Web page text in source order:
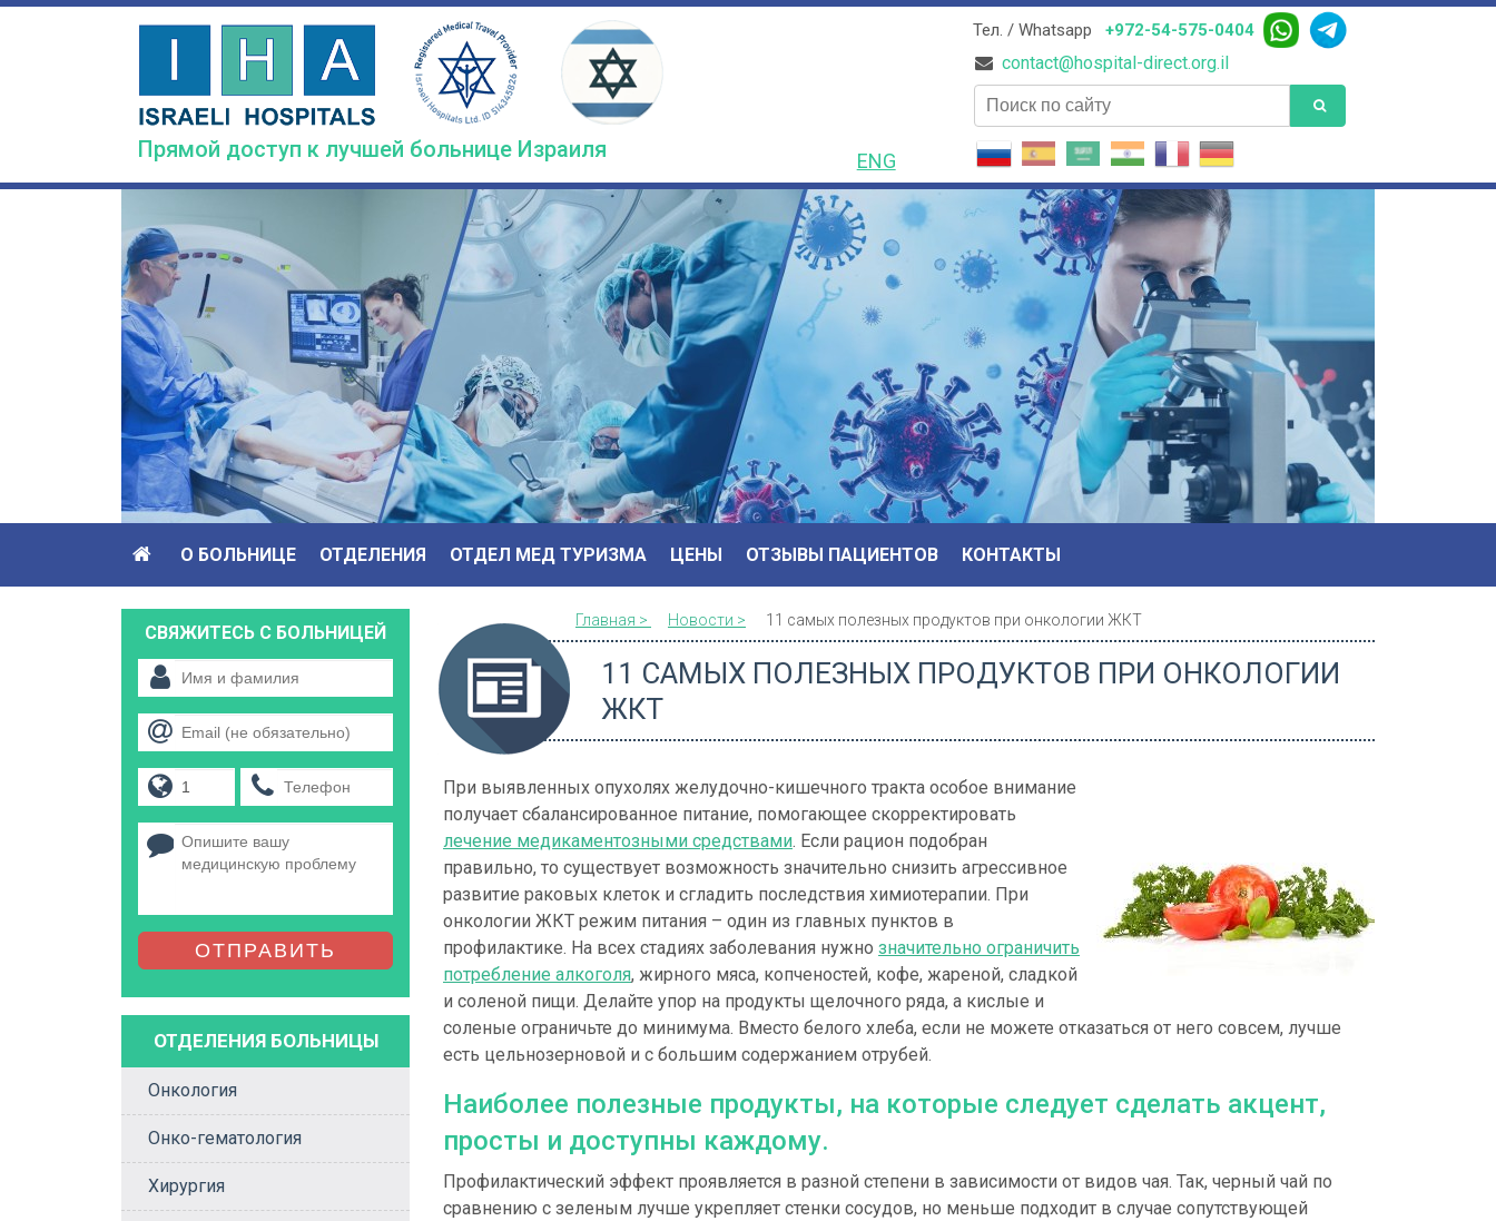
Skip
Прямой доступ к лучшей больнице Израиля ENG
Тел. / Whatsapp +972-54-575-0404
contact@hospital-direct.org.il
поиск
О БОЛЬНИЦЕ ОТДЕЛЕНИЯ ОТДЕЛ МЕД ТУРИЗМА ЦЕНЫ ОТЗЫВЫ ПАЦИЕНТОВ КОНТАКТЫ
Главная > Новости > 11 самых полезных продуктов при онкологии ЖКТ
11 САМЫХ ПОЛЕЗНЫХ ПРОДУКТОВ ПРИ ОНКОЛОГИИ
ЖКТ
При выявленных опухолях желудочно-кишечного тракта особое внимание
получает сбалансированное питание, помогающее скорректировать
лечение медикаментозными средствами. Если рацион подобран
правильно, то существует возможность значительно снизить агрессивное
развитие раковых клеток и сгладить последствия химиотерапии. При
онкологии ЖКТ режим питания – один из главных пунктов в
профилактике. На всех стадиях заболевания нужно значительно ограничить
потребление алкоголя, жирного мяса, копченостей, кофе, жареной, сладкой
и соленой пищи. Делайте упор на продукты щелочного ряда, а кислые и
соленые ограничьте до минимума. Вместо белого хлеба, если не можете отказаться от него совсем, лучше
есть цельнозерновой и с большим содержанием отрубей.
Наиболее полезные продукты, на которые следует сделать акцент,
просты и доступны каждому.
Профилактический эффект проявляется в разной степени в зависимости от видов чая. Так, черный чай по
сравнению с зеленым лучше укрепляет стенки сосудов, но меньше подходит в случае сопутствующей
СВЯЖИТЕСЬ С БОЛЬНИЦЕЙ
ОТПРАВИТЬ
ОТДЕЛЕНИЯ БОЛЬНИЦЫ
Онкология
Онко-гематология
Хирургия